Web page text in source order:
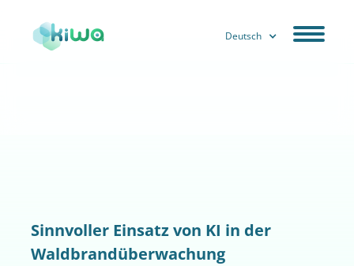
Deutsch
Sinnvoller Einsatz von KI in der
Waldbrandüberwachung